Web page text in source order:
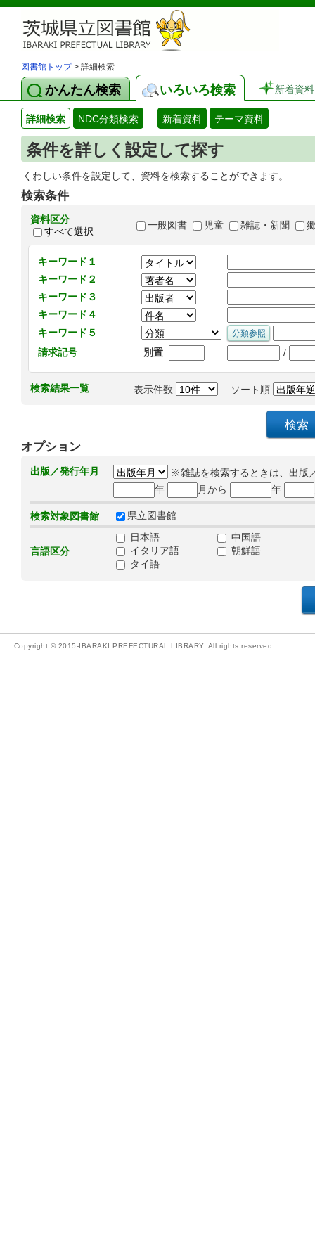
図書館トップ> 詳細検索
かんたん検索 いろいろ検索 新着資料
詳細検索 NDC分類検索 新着資料 テーマ資料
条件を詳しく設定して探す
くわしい条件を設定して、資料を検索することができます。
検索条件
資料区分
すべて選択
一般図書 児童 雑誌・新聞
キーワード１
キーワード２
キーワード３
キーワード４
キーワード５
請求記号
別置 /
検索結果一覧 表示件数 ソート順
オプション
出版／発行年月
※雑誌を検索するときは、出版
年
月から 年
検索対象図書館 県立図書館
言語区分
日本語
中国語
イタリア語
朝鮮語
タイ語
Copyright © 2015-IBARAKI PREFECTURAL LIBRARY. All rights reserved.